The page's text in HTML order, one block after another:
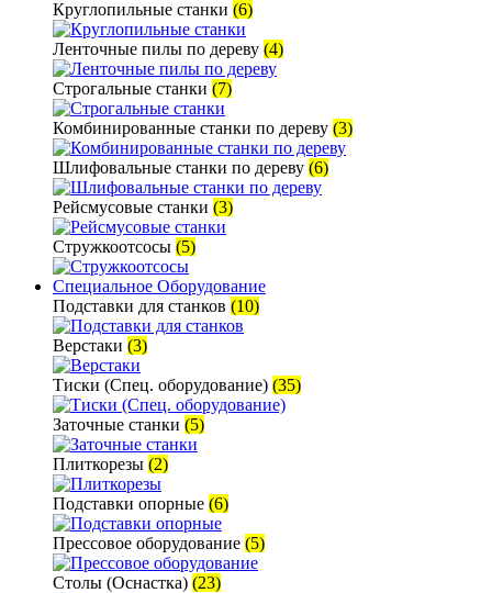
Круглопильные станки (6)
Ленточные пилы по дереву (4)
Строгальные станки (7)
Комбинированные станки по дереву (3)
Шлифовальные станки по дереву (6)
Рейсмусовые станки (3)
Стружкоотсосы (5)
Специальное Оборудование
Подставки для станков (10)
Верстаки (3)
Тиски (Спец. оборудование) (35)
Заточные станки (5)
Плиткорезы (2)
Подставки опорные (6)
Прессовое оборудование (5)
Столы (Оснастка) (23)